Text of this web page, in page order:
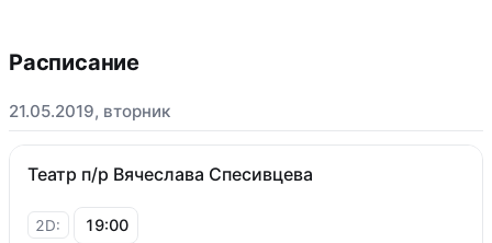
Расписание
21.05.2019, вторник
Театр п/р Вячеслава Спесивцева
2D: 19:00